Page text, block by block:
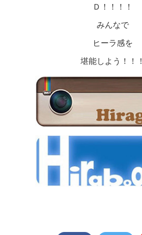
Ｄ！！！！
みんなで
ヒーラ感を
堪能しよう！！！